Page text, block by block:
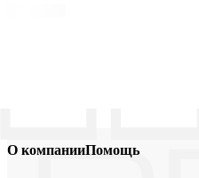
О компанииПомощь